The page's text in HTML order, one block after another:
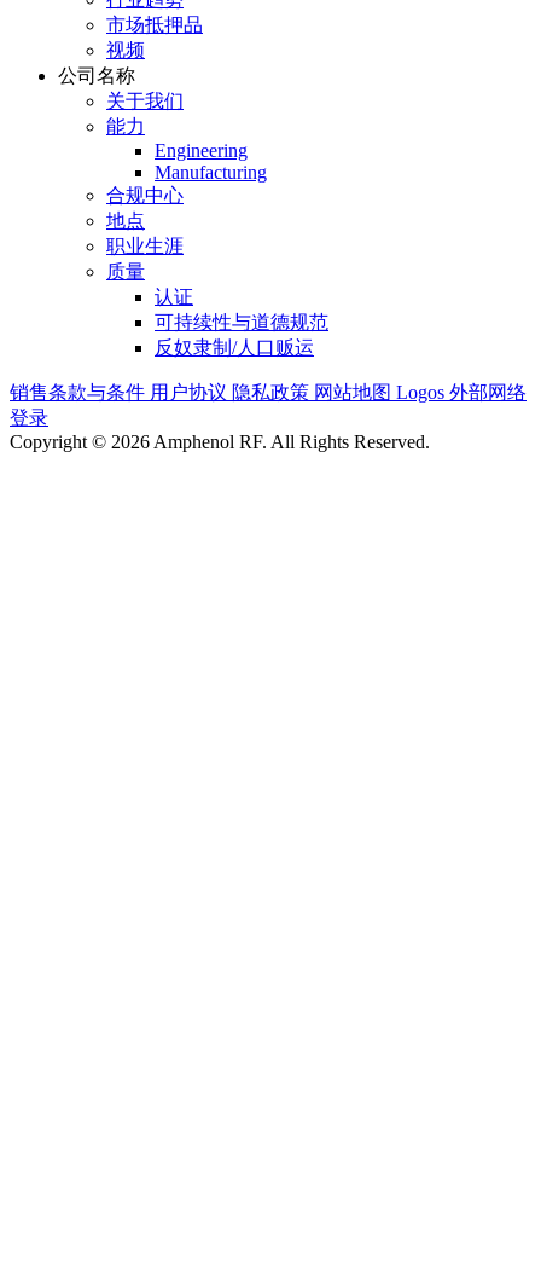
市场抵押品
视频
公司名称
关于我们
能力
Engineering
Manufacturing
合规中心
地点
职业生涯
质量
认证
可持续性与道德规范
反奴隶制/人口贩运
销售条款与条件 用户协议 隐私政策 网站地图 Logos 外部网络
登录
Copyright © 2026 Amphenol RF. All Rights Reserved.